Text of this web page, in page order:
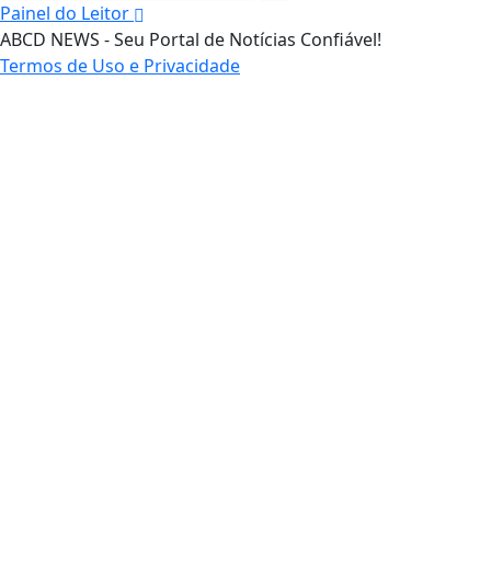
Painel do Leitor
ABCD NEWS - Seu Portal de Notícias Confiável!
Termos de Uso e Privacidade